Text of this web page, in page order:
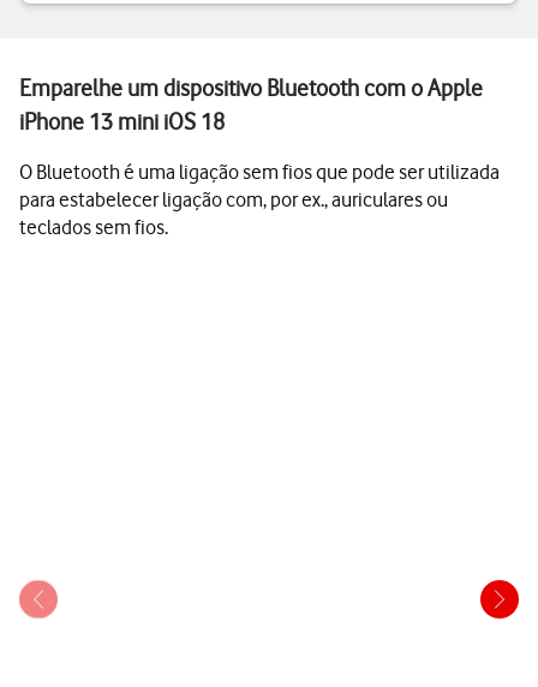
Emparelhe um dispositivo Bluetooth com o Apple
iPhone 13 mini iOS 18
O Bluetooth é uma ligação sem fios que pode ser utilizada
para estabelecer ligação com, por ex., auriculares ou
teclados sem fios.